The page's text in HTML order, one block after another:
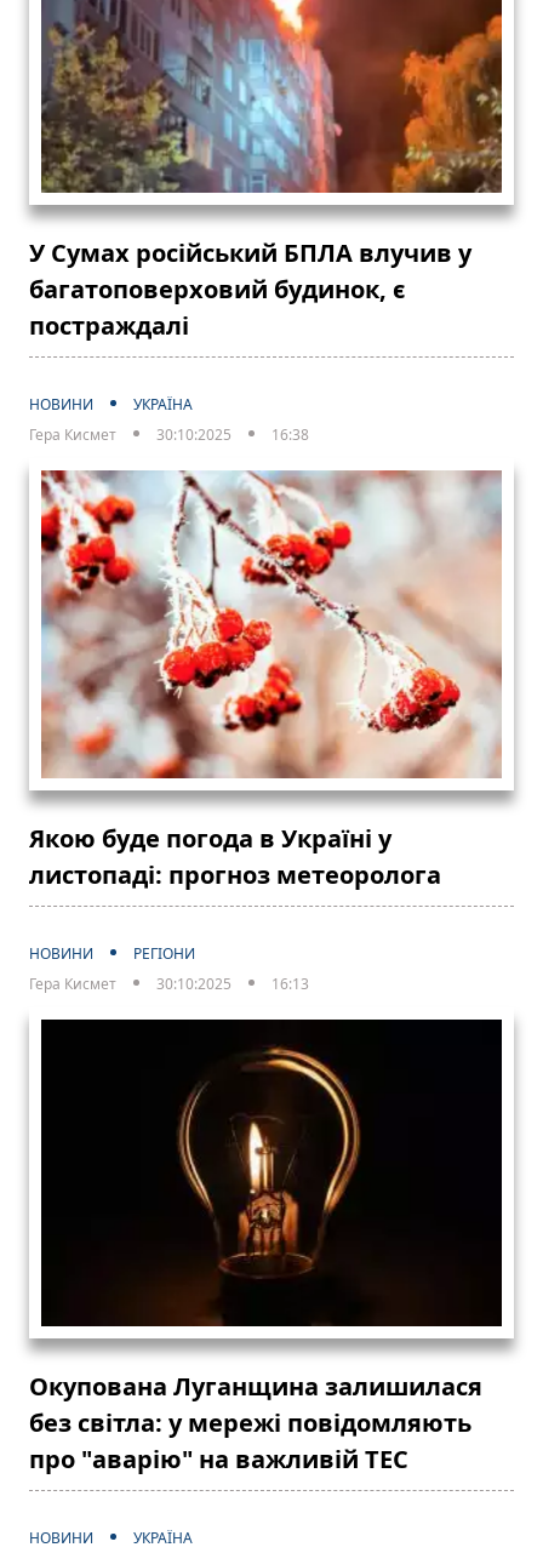
У Сумах російський БПЛА влучив у
багатоповерховий будинок, є
постраждалі
НОВИНИ
УКРАЇНА
Гера Кисмет
30:10:2025 16:38
Якою буде погода в Україні у
листопаді: прогноз метеоролога
НОВИНИ
РЕГІОНИ
Гера Кисмет
30:10:2025 16:13
Окупована Луганщина залишилася
без світла: у мережі повідомляють
про "аварію" на важливій ТЕС
НОВИНИ
УКРАЇНА